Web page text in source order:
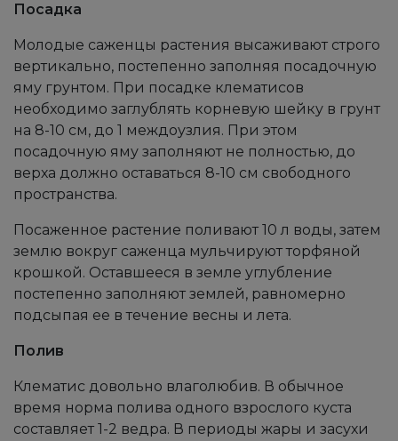
Посадка
Молодые саженцы растения высаживают строго
вертикально, постепенно заполняя посадочную
яму грунтом. При посадке клематисов
необходимо заглублять корневую шейку в грунт
на 8-10 см, до 1 междоузлия. При этом
посадочную яму заполняют не полностью, до
верха должно оставаться 8-10 см свободного
пространства.
Посаженное растение поливают 10 л воды, затем
землю вокруг саженца мульчируют торфяной
крошкой. Оставшееся в земле углубление
постепенно заполняют землей, равномерно
подсыпая ее в течение весны и лета.
Полив
Клематис довольно влаголюбив. В обычное
время норма полива одного взрослого куста
составляет 1-2 ведра. В периоды жары и засухи